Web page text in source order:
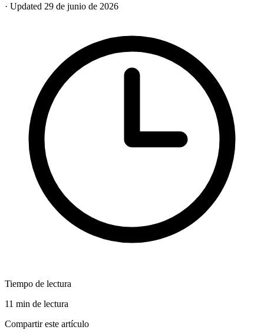
· Updated 29 de junio de 2026
Tiempo de lectura
11 min de lectura
Compartir este artículo